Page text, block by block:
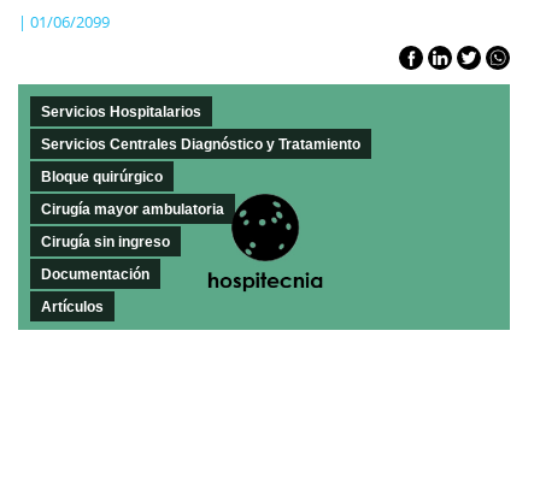
| 01/06/2099
Servicios Hospitalarios
Servicios Centrales Diagnóstico y Tratamiento
Bloque quirúrgico
Cirugía mayor ambulatoria
Cirugía sin ingreso
Documentación
Artículos